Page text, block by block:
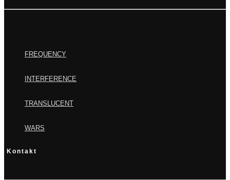
FREQUENCY
INTERFERENCE
TRANSLUCENT
WARS
Kontakt